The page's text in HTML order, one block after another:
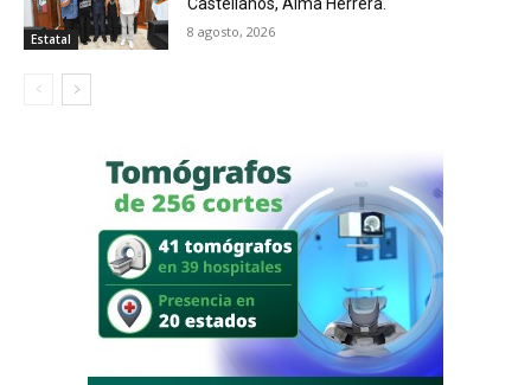
Estatal 8 agosto, 2026